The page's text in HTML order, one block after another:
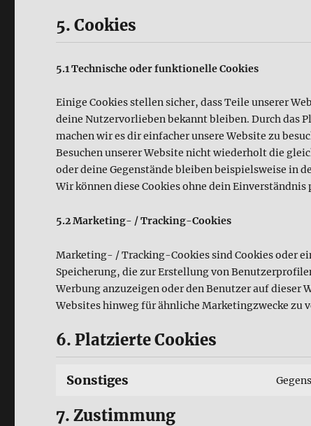
5. Cookies
5.1 Technische oder funktionelle Cookies
Einige Cookies stellen sicher, dass Teile unserer
deine Nutzervorlieben bekannt bleiben. Durch das
machen wir es dir einfacher unsere Website zu
Besuchen unserer Website nicht wiederholt die
oder deine Gegenstände bleiben beispielsweise in
Wir können diese Cookies ohne dein Einverständnis
5.2 Marketing- / Tracking-Cookies
Marketing- / Tracking-Cookies sind Cookies oder
Speicherung, die zur Erstellung von
Werbung anzuzeigen oder den Benutzer auf dieser
Websites hinweg für ähnliche Marketingzwecke zu
6. Platzierte Cookies
Sonstiges
7. Zustimmung